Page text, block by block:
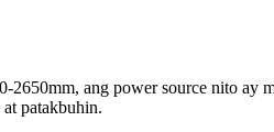
ang power source nito ay
patakbuhin.